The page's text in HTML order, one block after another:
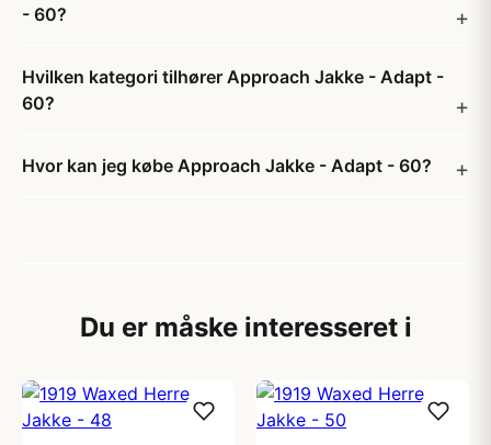
- 60?
Hvilken kategori tilhører Approach Jakke - Adapt -
60?
Hvor kan jeg købe Approach Jakke - Adapt - 60?
Du er måske interesseret i